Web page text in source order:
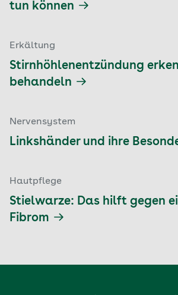
tun können
Erkältung
Stirnhöhlenentzündung
behandeln
Nervensystem
Linkshänder und ihre
Hautpflege
Stielwarze: Das hilft gegen
Fibrom